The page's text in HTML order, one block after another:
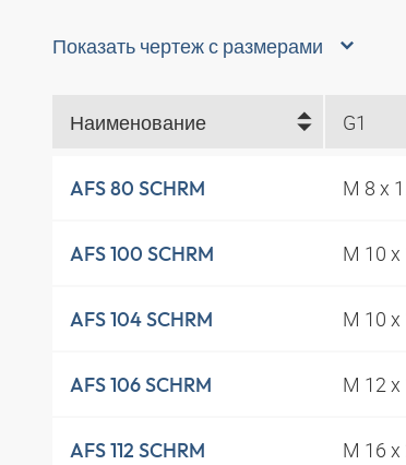
Показать чертеж с размерами
Наименование G1
AFS 80 SCHRM M 8 x
AFS 100 SCHRM M 10 x
AFS 104 SCHRM M 10 x
AFS 106 SCHRM M 12 x
AFS 112 SCHRM M 16 x